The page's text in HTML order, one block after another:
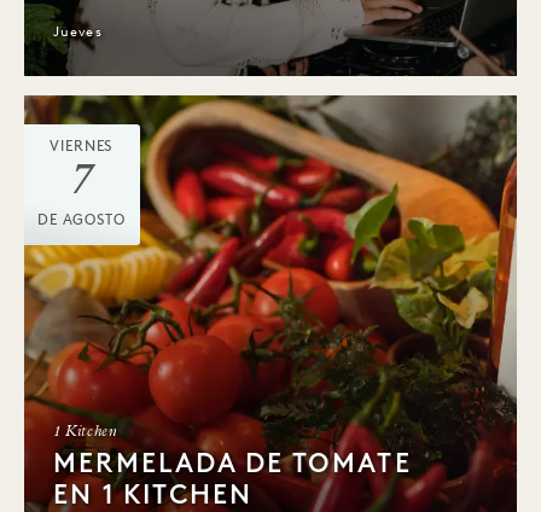
Jueves
VIERNES
7
DE AGOSTO
1 Kitchen
MERMELADA DE TOMATE
EN 1 KITCHEN